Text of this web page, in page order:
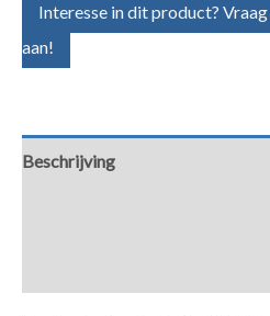
Interesse in dit product?
aan!
Beschrijving